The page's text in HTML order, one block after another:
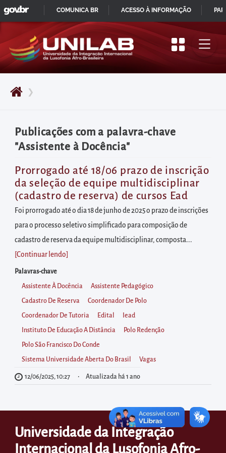
Pular
para
início
do
principal
Acessar
diretamente
o
menu
principal
Acessar
diretamente
à
área
para
realizar
buscas
internas
Acessar
diretamente
as
informações
postas
❯
Publicações com a palavra-chave
"Assistente à Docência"
Prorrogado até 18/06 prazo de inscrição
da seleção de equipe multidisciplinar
(cadastro de reserva) de cursos Ead
Foi prorrogado até o dia 18 de junho de 2025 o prazo de inscrições
para o processo seletivo simplificado para composição de
cadastro de reserva da equipe multidisciplinar, composta...
[Continuar lendo
Palavras-chave
Assistente À Docência Assistente Pedagógico
Cadastro De Reserva Coordenador De Polo
Coordenador De Tutoria Edital Iead
Instituto De Educação A Distância Polo Redenção
Polo São Francisco Do Conde
Sistema Universidade Aberta Do Brasil Vagas
12/06/2025, 10:27 Atualizada há 1 ano
Universidade da Integração
Internacional da Lusofonia Afro-
IR
PARA
CONTEÚDO
GOVBR
COMUNICA BR ACESSO À INFORMAÇÃO